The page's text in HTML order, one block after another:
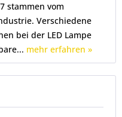
stammen vom
Verschiedene
bei der LED Lampe
mehr erfahren »